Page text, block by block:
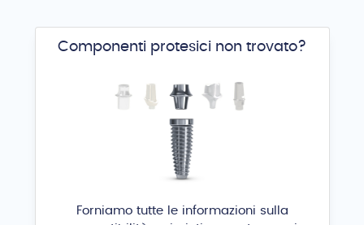
Componenti protesici non trovato?
Forniamo tutte le informazioni sulla